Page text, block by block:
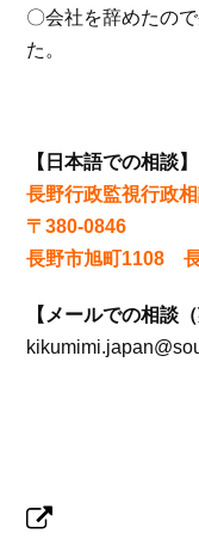
〇会社を辞めたの
た。
【日本語での相談】
長野行政監視行政
〒380-0846
長野市旭町1108
【メールでの相談